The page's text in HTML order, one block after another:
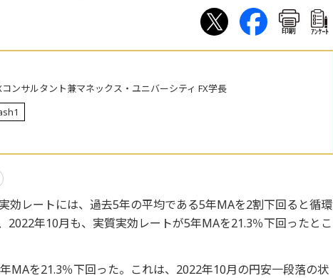
印刷 ｱﾝｹｰﾄ
ンサルタント兼マネックス・ユニバーシティ FX学長
効レートには、過去5年の平均である5年MAを2割下回ると循環
2022年10月も、実質実効レートが5年MAを21.3％下回ったとこ
MAを21.3％下回った。これは、2022年10月の円安一段落の状